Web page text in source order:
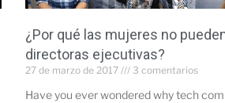
¿Por qué las mujeres no
directoras ejecutivas?
27 de marzo de 2017 3 comentarios
Have you ever wondered why tech